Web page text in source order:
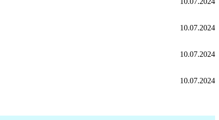
10.07.2024
10.07.2024
10.07.2024